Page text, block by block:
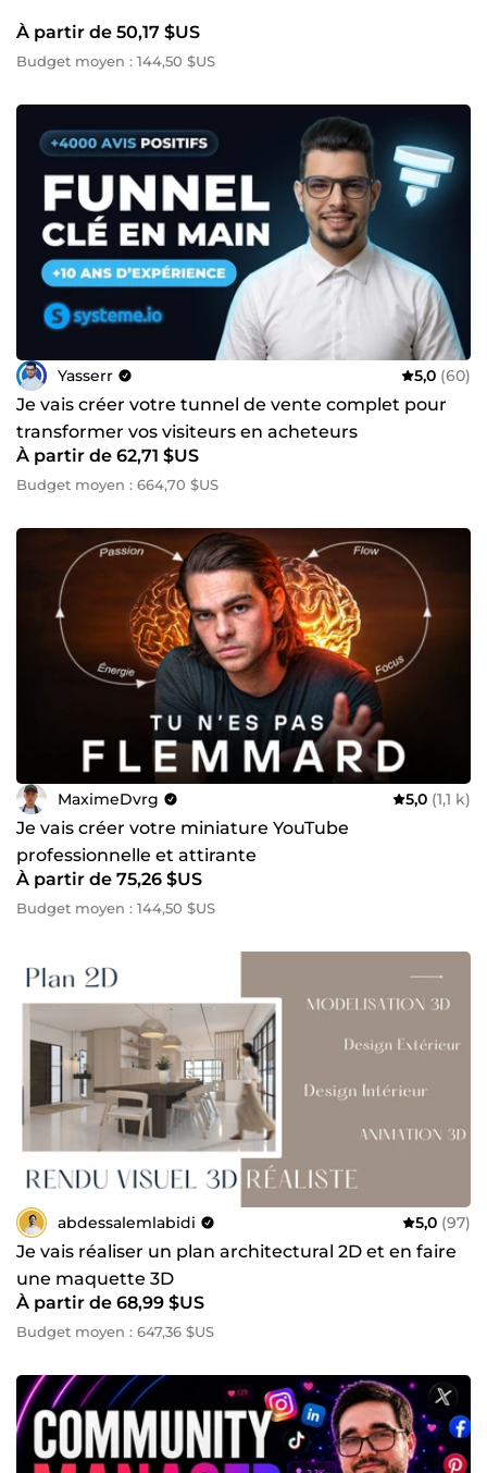
À partir de 50,17 $US
Budget moyen : 144,50 $US
Yasserr 5,0 (60)
Je vais créer votre tunnel de vente complet pour
transformer vos visiteurs en acheteurs
À partir de 62,71 $US
Budget moyen : 664,70 $US
MaximeDvrg 5,0 (1,1 k)
Je vais créer votre miniature YouTube
professionnelle et attirante
À partir de 75,26 $US
Budget moyen : 144,50 $US
abdessalemlabidi 5,0 (97)
Je vais réaliser un plan architectural 2D et en faire
une maquette 3D
À partir de 68,99 $US
Budget moyen : 647,36 $US